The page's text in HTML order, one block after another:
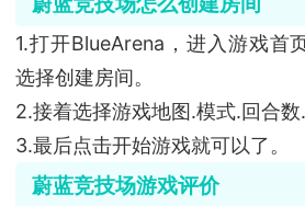
1.打开BlueArena，进入游戏首
选择创建房间。
2.接着选择游戏地图.模式.回合数
3.最后点击开始游戏就可以了。
蔚蓝竞技场游戏评价